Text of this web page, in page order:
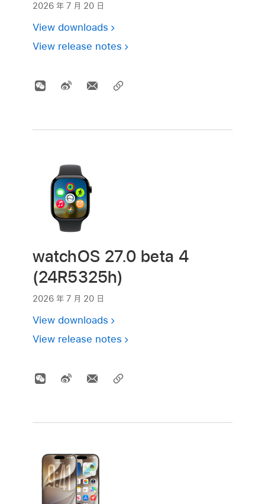
2026 年 7 月 20 日
View downloads
View release notes
watchOS 27.0 beta 4
(24R5325h)
2026 年 7 月 20 日
View downloads
View release notes